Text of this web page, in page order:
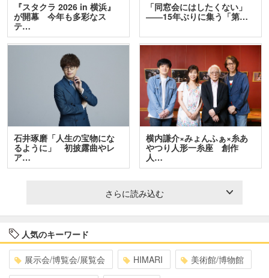
『スタクラ 2026 in 横浜』
が開幕 今年も多彩なス
テ…
「同窓会にはしたくない」
――15年ぶりに集う「第…
石井琢磨「人生の宝物にな
るように」 初披露曲やレ
ア…
横内謙介×みょんふぁ×糸あ
やつり人形一糸座 創作
人…
さらに読み込む
人気のキーワード
展示会/博覧会/展覧会 HIMARI 美術館/博物館